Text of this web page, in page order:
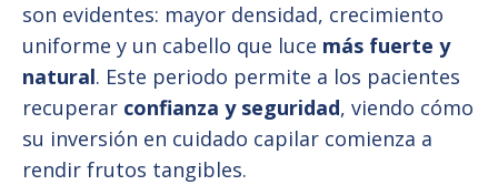
son evidentes: mayor densidad, crecimiento
uniforme y un cabello que luce más fuerte y
natural. Este periodo permite a los pacientes
recuperar confianza y seguridad, viendo cómo
su inversión en cuidado capilar comienza a
rendir frutos tangibles.